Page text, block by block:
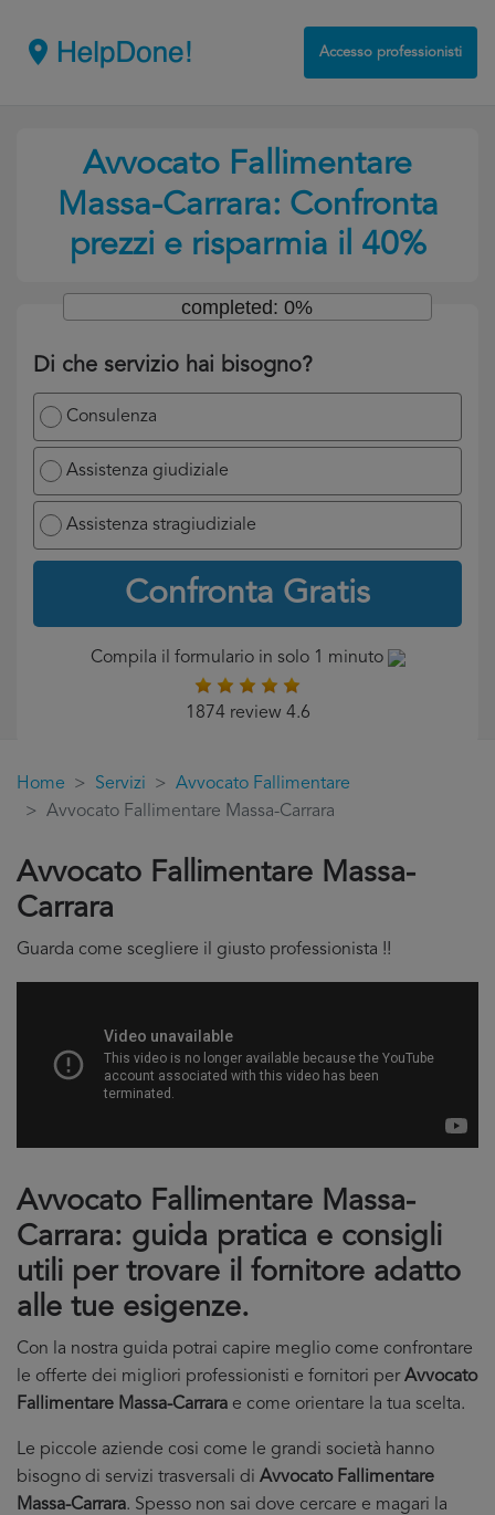
Accesso professionisti
Avvocato Fallimentare
Massa-Carrara: Confronta
prezzi e risparmia il 40%
Di che servizio hai bisogno?
Consulenza
Assistenza giudiziale
Assistenza stragiudiziale
Confronta Gratis
completed: 0%
Compila il formulario in solo 1 minuto
1874 review 4.6
Home Servizi
Avvocato Fallimentare
Avvocato Fallimentare Massa-Carrara
Avvocato Fallimentare Massa-
Carrara
Guarda come scegliere il giusto professionista !!
Avvocato Fallimentare Massa-
Carrara: guida pratica e consigli
utili per trovare il fornitore adatto
alle tue esigenze.
Con la nostra guida potrai capire meglio come confrontare
le offerte dei migliori professionisti e fornitori perAvvocato
Fallimentare Massa-Carrara e come orientare la tua scelta.
Le piccole aziende cosi come le grandi società hanno
bisogno di servizi trasversali di Avvocato Fallimentare
Massa-Carrara. Spesso non sai dove cercare e magari la